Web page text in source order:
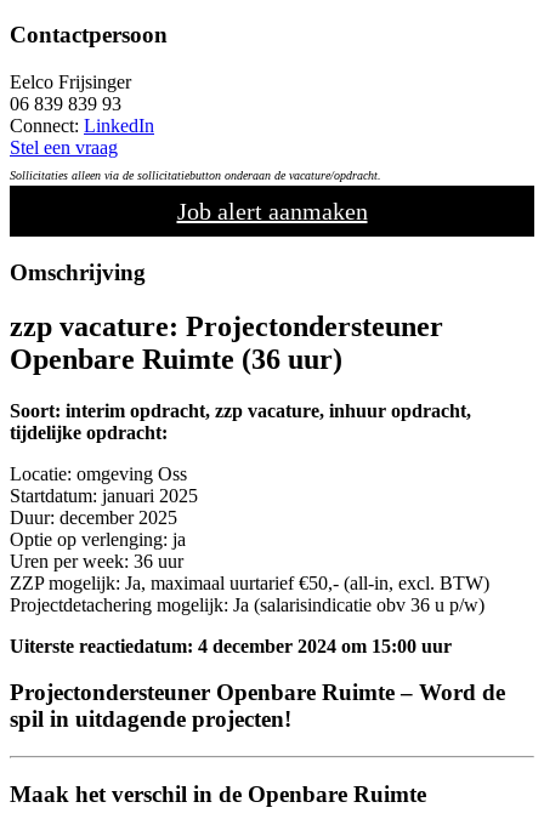
Contactpersoon
Eelco Frijsinger
06 839 839 93
Connect: LinkedIn
Stel een vraag
Sollicitaties alleen via de sollicitatiebutton onderaan de vacature/opdracht.
Job alert aanmaken
Omschrijving
zzp vacature: Projectondersteuner
Openbare Ruimte (36 uur)
Soort: interim opdracht, zzp vacature, inhuur opdracht,
tijdelijke opdracht:
Locatie: omgeving Oss
Startdatum: januari 2025
Duur: december 2025
Optie op verlenging: ja
Uren per week: 36 uur
ZZP mogelijk: Ja, maximaal uurtarief €50,- (all-in, excl. BTW)
Projectdetachering mogelijk: Ja (salarisindicatie obv 36 u p/w)
Uiterste reactiedatum: 4 december 2024 om 15:00 uur
Projectondersteuner Openbare Ruimte – Word de
spil in uitdagende projecten!
Maak het verschil in de Openbare Ruimte